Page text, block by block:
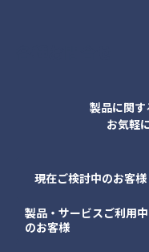
製品に関す
お気軽
現在ご検討中のお客様
製品・サービスご利用中
のお客様